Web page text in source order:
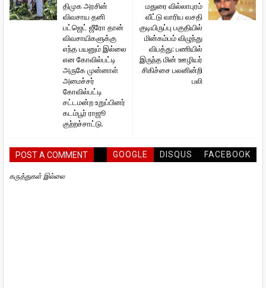
மதுரை வில்லாபுரம்
வீட்டு வாரிய வசதி
குடியிருப்பு பகுதியில்
மின்கம்பம் விழுந்து
விபத்து: பணியில்
இருந்த மின் ஊழியர்
சிகிச்சை பலனின்றி
பலி
திமுக அரசின்
விவசாய தனி
பட்ஜெட் ஜீரோ தான்
விவசாயிகளுக்கு
எந்த பயனும் இல்லை
என கோவில்பட்டி
அருகே முன்னாள்
அமைச்சர்
கோவில்பட்டி
சட்டமன்ற உறுப்பினர்
கடம்பூர் ராஜூ
குற்றச்சாட்டு.
POST A COMMENT GOOGLE DISQUS FACEBOOK
கருத்துகள் இல்லை